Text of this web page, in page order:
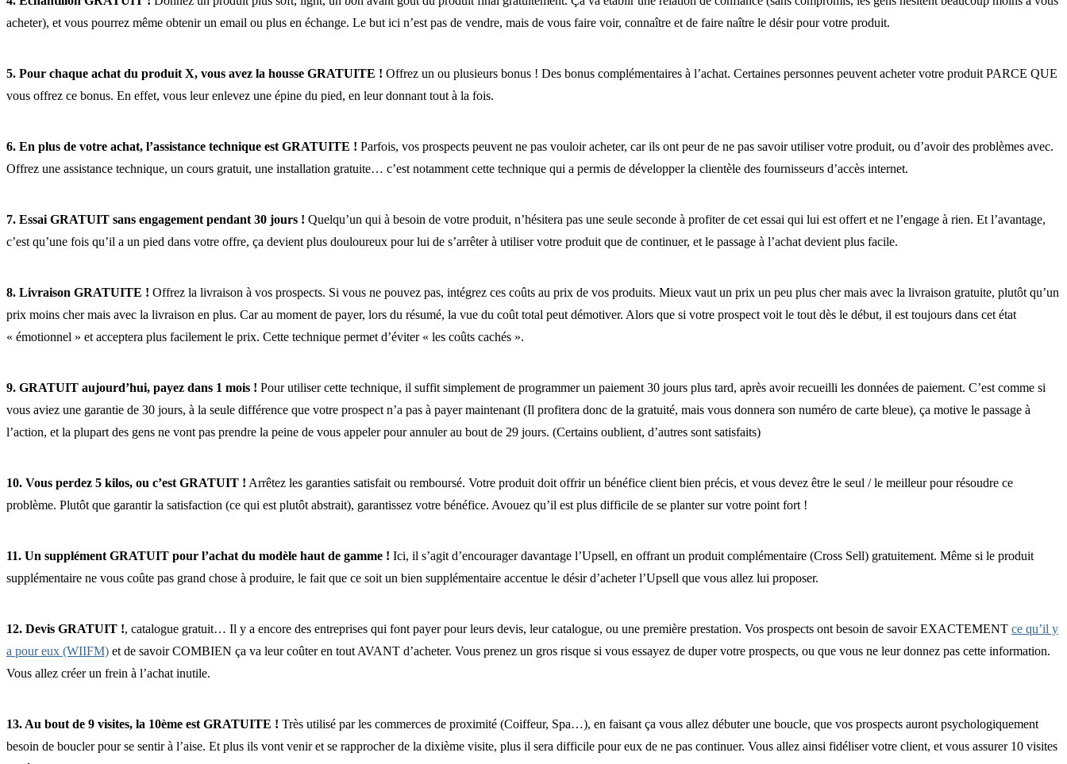
acheter), et vous pourrez même obtenir un email ou plus en échange. Le but ici n’est pas de vendre, mais de vous faire voir, connaître et de faire naître le désir pour votre produit.
5. Pour chaque achat du produit X, vous avez la housse GRATUITE ! Offrez un ou plusieurs bonus ! Des bonus complémentaires à l’achat. Certaines personnes peuvent acheter votre produit PARCE QUE
vous offrez ce bonus. En effet, vous leur enlevez une épine du pied, en leur donnant tout à la fois.
6. En plus de votre achat, l’assistance technique est GRATUITE ! Parfois, vos prospects peuvent ne pas vouloir acheter, car ils ont peur de ne pas savoir utiliser votre produit, ou d’avoir des problèmes avec.
Offrez une assistance technique, un cours gratuit, une installation gratuite… c’est notamment cette technique qui a permis de développer la clientèle des fournisseurs d’accès internet.
7. Essai GRATUIT sans engagement pendant 30 jours ! Quelqu’un qui à besoin de votre produit, n’hésitera pas une seule seconde à profiter de cet essai qui lui est offert et ne l’engage à rien. Et l’avantage,
c’est qu’une fois qu’il a un pied dans votre offre, ça devient plus douloureux pour lui de s’arrêter à utiliser votre produit que de continuer, et le passage à l’achat devient plus facile.
8. Livraison GRATUITE ! Offrez la livraison à vos prospects. Si vous ne pouvez pas, intégrez ces coûts au prix de vos produits. Mieux vaut un prix un peu plus cher mais avec la livraison gratuite, plutôt qu’un
prix moins cher mais avec la livraison en plus. Car au moment de payer, lors du résumé, la vue du coût total peut démotiver. Alors que si votre prospect voit le tout dès le début, il est toujours dans cet état
« émotionnel » et acceptera plus facilement le prix. Cette technique permet d’éviter « les coûts cachés ».
9. GRATUIT aujourd’hui, payez dans 1 mois ! Pour utiliser cette technique, il suffit simplement de programmer un paiement 30 jours plus tard, après avoir recueilli les données de paiement. C’est comme si
vous aviez une garantie de 30 jours, à la seule différence que votre prospect n’a pas à payer maintenant (Il profitera donc de la gratuité, mais vous donnera son numéro de carte bleue), ça motive le passage à
l’action, et la plupart des gens ne vont pas prendre la peine de vous appeler pour annuler au bout de 29 jours. (Certains oublient, d’autres sont satisfaits)
10. Vous perdez 5 kilos, ou c’est GRATUIT ! Arrêtez les garanties satisfait ou remboursé. Votre produit doit offrir un bénéfice client bien précis, et vous devez être le seul / le meilleur pour résoudre ce
problème. Plutôt que garantir la satisfaction (ce qui est plutôt abstrait), garantissez votre bénéfice. Avouez qu’il est plus difficile de se planter sur votre point fort !
11. Un supplément GRATUIT pour l’achat du modèle haut de gamme ! Ici, il s’agit d’encourager davantage l’Upsell, en offrant un produit complémentaire (Cross Sell) gratuitement. Même si le produit
supplémentaire ne vous coûte pas grand chose à produire, le fait que ce soit un bien supplémentaire accentue le désir d’acheter l’Upsell que vous allez lui proposer.
12. Devis GRATUIT !, catalogue gratuit… Il y a encore des entreprises qui font payer pour leurs devis, leur catalogue, ou une première prestation. Vos prospects ont besoin de savoir EXACTEMENT ce qu’il y
a pour eux (WIIFM) et de savoir COMBIEN ça va leur coûter en tout AVANT d’acheter. Vous prenez un gros risque si vous essayez de duper votre prospects, ou que vous ne leur donnez pas cette information.
Vous allez créer un frein à l’achat inutile.
13. Au bout de 9 visites, la 10ème est GRATUITE ! Très utilisé par les commerces de proximité (Coiffeur, Spa…), en faisant ça vous allez débuter une boucle, que vos prospects auront psychologiquement
besoin de boucler pour se sentir à l’aise. Et plus ils vont venir et se rapprocher de la dixième visite, plus il sera difficile pour eux de ne pas continuer. Vous allez ainsi fidéliser votre client, et vous assurer 10 visites